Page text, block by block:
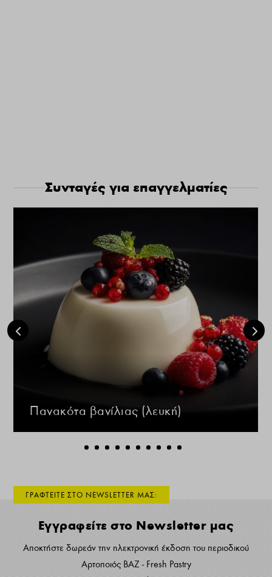
Συνταγές για επαγγελματίες
Πανακότα βανίλιας (λευκή)
ΓΡΑΦΤΕΙΤΕ ΣΤΟ NEWSLETTER ΜΑΣ:
Εγγραφείτε στο Newsletter μας
Αποκτήστε δωρεάν την ηλεκτρονική έκδοση του περιοδικού
Αρτοποιός ΒΑΖ - Fresh Pastry